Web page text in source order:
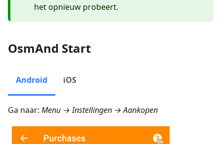
het opnieuw probeert.
OsmAnd Start
Android iOS
Ga naar: Menu → Instellingen → Aankopen